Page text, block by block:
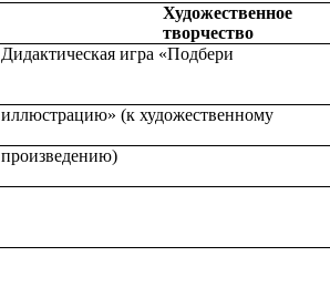
Художественное
творчество
Дидактическая игра «Подбери
иллюстрацию» (к художественному
произведению)